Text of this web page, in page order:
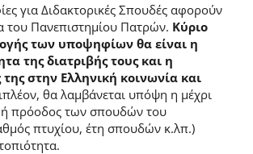
για Διδακτορικές Σπουδές αφορούν
του Πανεπιστημίου Πατρών. Κύριο
των υποψηφίων θα είναι η
της διατριβής τους και η
στην Ελληνική κοινωνία και
θα λαμβάνεται υπόψη η μέχρι
πρόοδος των σπουδών του
πτυχίου, έτη σπουδών κ.λπ.)